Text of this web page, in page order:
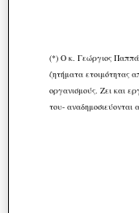
(*) Ο κ. Γεώργιος
ζητήματα ετοιμότητας
οργανισμούς. Ζει και
του- αναδημοσιεύονται